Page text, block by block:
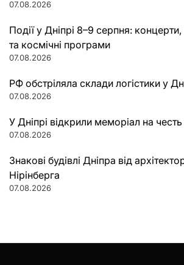
07.08.2026
Події у Дніпрі 8–9 серпня:
та космічні програми
07.08.2026
РФ обстріляла склади логістики у
07.08.2026
У Дніпрі відкрили меморіал на честь
07.08.2026
Знакові будівлі Дніпра від
Нірінберга
07.08.2026